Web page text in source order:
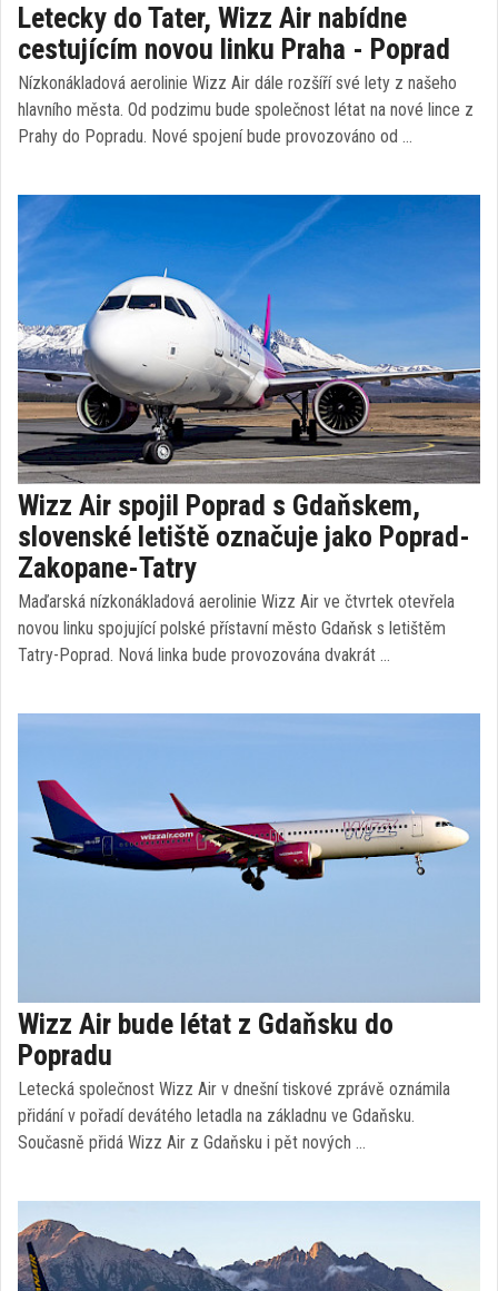
Letecky do Tater, Wizz Air nabídne
cestujícím novou linku Praha - Poprad
Nízkonákladová aerolinie Wizz Air dále rozšíří své lety z našeho
hlavního města. Od podzimu bude společnost létat na nové lince z
Prahy do Popradu. Nové spojení bude provozováno od …
Wizz Air spojil Poprad s Gdaňskem,
slovenské letiště označuje jako Poprad-
Zakopane-Tatry
Maďarská nízkonákladová aerolinie Wizz Air ve čtvrtek otevřela
novou linku spojující polské přístavní město Gdaňsk s letištěm
Tatry-Poprad. Nová linka bude provozována dvakrát …
Wizz Air bude létat z Gdaňsku do
Popradu
Letecká společnost Wizz Air v dnešní tiskové zprávě oznámila
přidání v pořadí devátého letadla na základnu ve Gdaňsku.
Současně přidá Wizz Air z Gdaňsku i pět nových …